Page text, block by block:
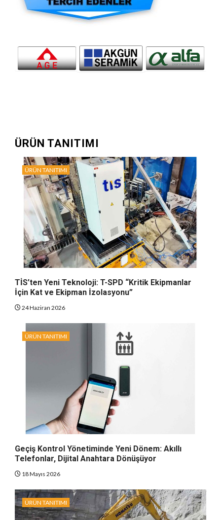
ÜRÜN TANITIMI
ÜRÜN TANITIMI
TİS’ten Yeni Teknoloji: T-SPD “Kritik Ekipmanlar
İçin Kat ve Ekipman İzolasyonu”
24 Haziran 2026
ÜRÜN TANITIMI
Geçiş Kontrol Yönetiminde Yeni Dönem: Akıllı
Telefonlar, Dijital Anahtara Dönüşüyor
18 Mayıs 2026
ÜRÜN TANITIMI